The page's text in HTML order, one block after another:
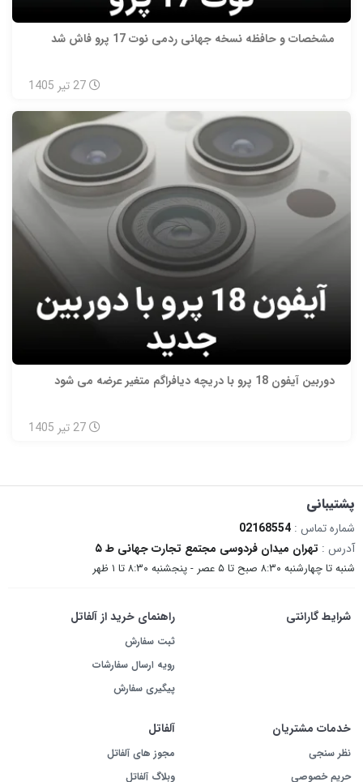
مشخصات و حافظه نسخه جهانی ردمی نوت 17 پرو فاش شد
27 تیر 1405
دوربین آیفون 18 پرو با دریچه دیافراگم متغیر عرضه می شود
27 تیر 1405
پشتیبانی
شماره تماس : 02168554
آدرس : تهران میدان فردوسی مجتمع تجارت جهانی ط ۵
شنبه تا چهارشنبه ۸:۳۰ صبح تا ۵ عصر - پنجشنبه ۸:۳۰ تا ۱ ظهر
شرایط گارانتی راهنمای خرید از آلفاتل
ثبت سفارش
رویه ارسال سفارشات
پیگیری سفارش
خدمات مشتریان
نظر سنجی
حریم خصوصی
آلفاتل
مجوز های آلفاتل
وبلاگ آلفاتل